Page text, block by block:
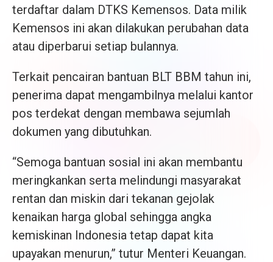
terdaftar dalam DTKS Kemensos. Data milik
Kemensos ini akan dilakukan perubahan data
atau diperbarui setiap bulannya.
Terkait pencairan bantuan BLT BBM tahun ini,
penerima dapat mengambilnya melalui kantor
pos terdekat dengan membawa sejumlah
dokumen yang dibutuhkan.
“Semoga bantuan sosial ini akan membantu
meringkankan serta melindungi masyarakat
rentan dan miskin dari tekanan gejolak
kenaikan harga global sehingga angka
kemiskinan Indonesia tetap dapat kita
upayakan menurun,” tutur Menteri Keuangan.